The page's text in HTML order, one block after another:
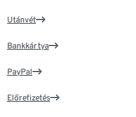
Utánvét
Bankkártya
PayPal
Előrefizetés